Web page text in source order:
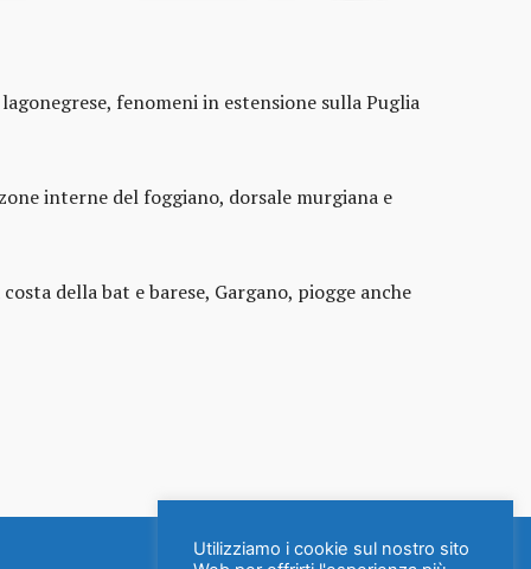
fenomeni in estensione sulla Puglia
interne del foggiano, dorsale murgiana e
della bat e barese, Gargano, piogge anche
Utilizziamo i cookie sul nostro sito